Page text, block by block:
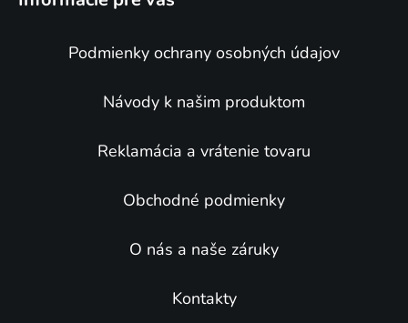
Podmienky ochrany osobných údajov
Návody k našim produktom
Reklamácia a vrátenie tovaru
Obchodné podmienky
O nás a naše záruky
Kontakty